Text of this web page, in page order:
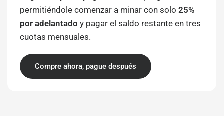
permitiéndole comenzar a minar con solo25%
por adelantadoy pagar el saldo restante en tres
cuotas mensuales.
Compre ahora, pague después